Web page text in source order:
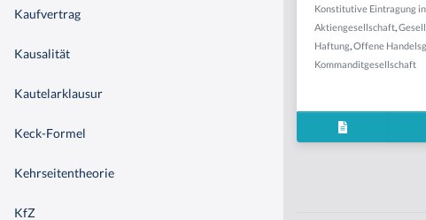
Kaufvertrag
Kausalität
Kautelarklausur
Keck-Formel
Kehrseitentheorie
KfZ
Konstitutive Eintragung
Aktiengesellschaft,
Haftung,Offene
Kommanditgesellschaft